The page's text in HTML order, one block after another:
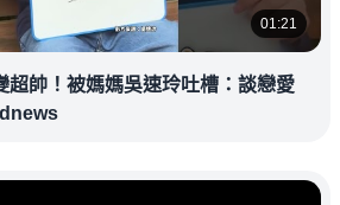
01:21
超帥！被媽媽吳速玲吐槽：談戀愛